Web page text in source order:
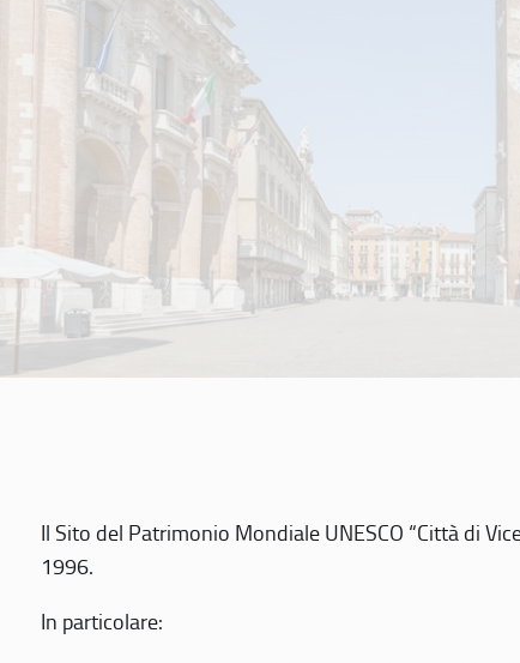
Il Sito del Patrimonio Mondiale UNESCO “Città di
1996.
In particolare: